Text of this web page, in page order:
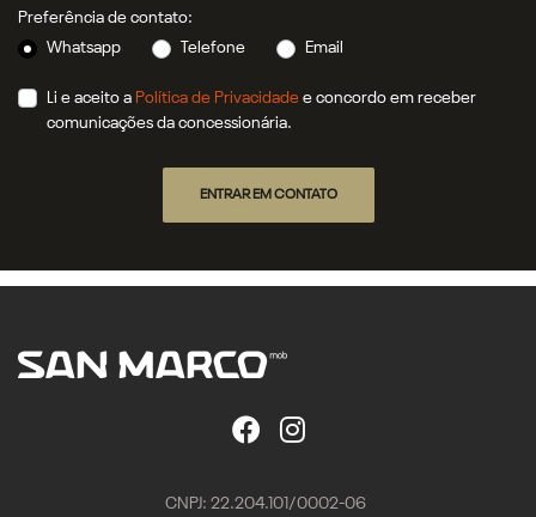
Preferência de contato:
Whatsapp
Telefone Email
Li e aceito a Política de Privacidade e concordo em receber
comunicações da concessionária.
ENTRAR EM CONTATO
CNPJ: 22.204.101/0002-06